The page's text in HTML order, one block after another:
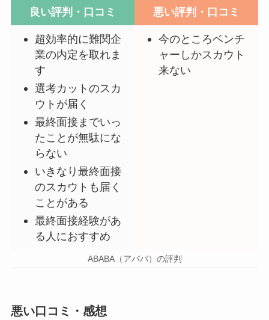
良い評判・口コミ 悪い評判・口コミ
超効率的に難関企
業の内定を取れま
す
選考カットのスカ
ウトが届く
最終面接までいっ
たことが無駄にな
らない
いきなり最終面接
のスカウトも届く
ことがある
最終面接経験があ
る人におすすめ
今のところベンチ
ャーしかスカウト
来ない
ABABA（アババ）の評判
悪い口コミ・感想